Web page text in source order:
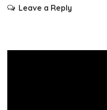
Leave a Reply